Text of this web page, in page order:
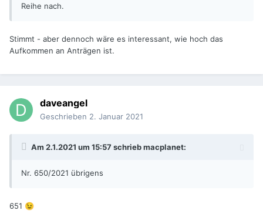
Reihe nach.
Stimmt - aber dennoch wäre es interessant, wie hoch das
Aufkommen an Anträgen ist.
daveangel
Geschrieben 2. Januar 2021
Am 2.1.2021 um 15:57 schriebmacplanet:
Nr. 650/2021 übrigens
651 😉